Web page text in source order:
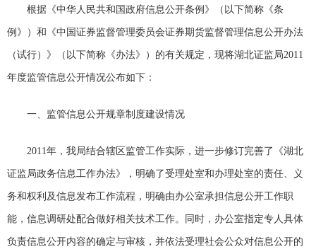
根据《中华人民共和国政府信息公开条例》（以下简称《条
例》）和《中国证券监督管理委员会证券期货监督管理信息公开办法
（试行）》（以下简称《办法》）的有关规定，现将湖北证监局2011
年度监管信息公开情况公布如下：
一、监管信息公开规章制度建设情况
2011年，我局结合辖区监管工作实际，进一步修订完善了《湖北
证监局政务信息工作办法》，明确了受理处室和办理处室的责任、义
务和权利及信息发布工作流程，明确由办公室承担信息公开工作职
能，信息调研处配合做好相关技术工作。同时，办公室指定专人具体
负责信息公开内容的确定与审核，并依法受理社会公众对信息公开的